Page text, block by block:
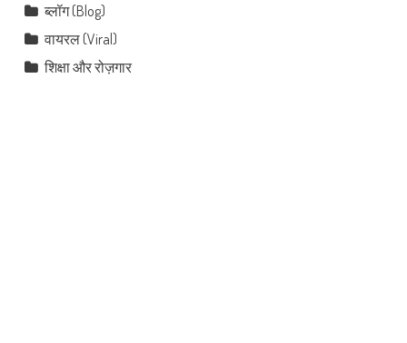
ब्लॉग (Blog)
वायरल (Viral)
शिक्षा और रोज़गार